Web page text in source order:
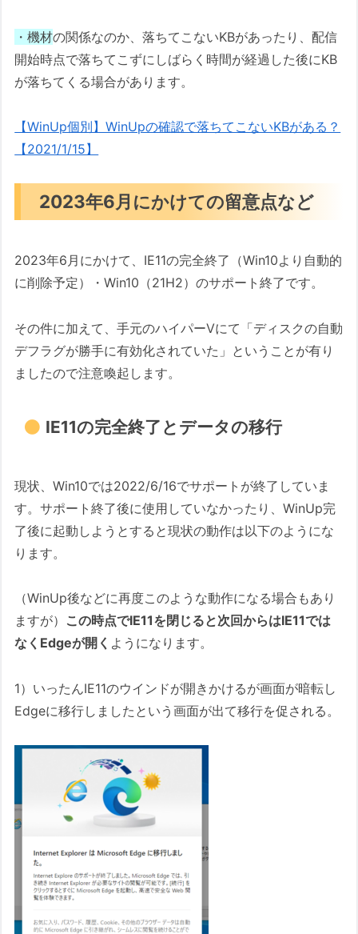
・機材の関係なのか、落ちてこないKBがあったり、配信
開始時点で落ちてこずにしばらく時間が経過した後にKB
が落ちてくる場合があります。
【WinUp個別】WinUpの確認で落ちてこないKBがある？
【2021/1/15】
2023年6月にかけての留意点など
2023年6月にかけて、IE11の完全終了（Win10より自動的
に削除予定）・Win10（21H2）のサポート終了です。
その件に加えて、手元のハイパーVにて「ディスクの自動
デフラグが勝手に有効化されていた」ということが有り
ましたので注意喚起します。
IE11の完全終了とデータの移行
現状、Win10では2022/6/16でサポートが終了していま
す。サポート終了後に使用していなかったり、WinUp完
了後に起動しようとすると現状の動作は以下のようにな
ります。
（WinUp後などに再度このような動作になる場合もあり
ますが） この時点でIE11を閉じると次回からはIE11では
なくEdgeが開く ようになります。
1）いったんIE11のウインドが開きかけるが画面が暗転し
Edgeに移行しましたという画面が出て移行を促される。